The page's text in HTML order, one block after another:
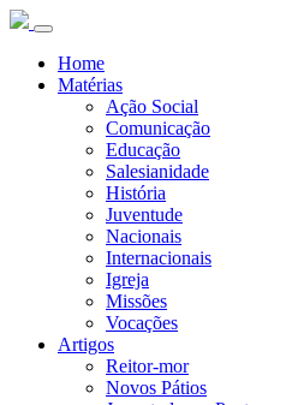
Home
Matérias
Ação Social
Comunicação
Educação
Salesianidade
História
Juventude
Nacionais
Internacionais
Igreja
Missões
Vocações
Artigos
Reitor-mor
Novos Pátios